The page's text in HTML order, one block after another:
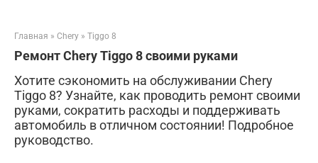
Главная » Chery » Tiggo 8
Ремонт Chery Tiggo 8 своими руками
Хотите сэкономить на обслуживании Chery
Tiggo 8? Узнайте, как проводить ремонт своими
руками, сократить расходы и поддерживать
автомобиль в отличном состоянии! Подробное
руководство.